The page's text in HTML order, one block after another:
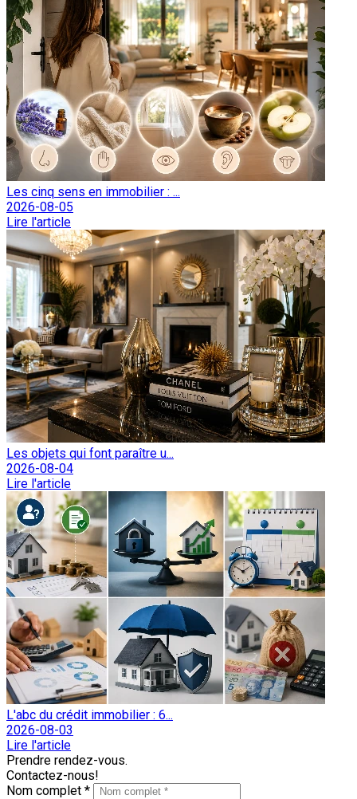
Les cinq sens en immobilier : ...
2026-08-05
Lire l'article
Les objets qui font paraître u...
2026-08-04
Lire l'article
L'abc du crédit immobilier : 6...
2026-08-03
Lire l'article
Prendre rendez-vous.
Contactez-nous!
Nom complet *